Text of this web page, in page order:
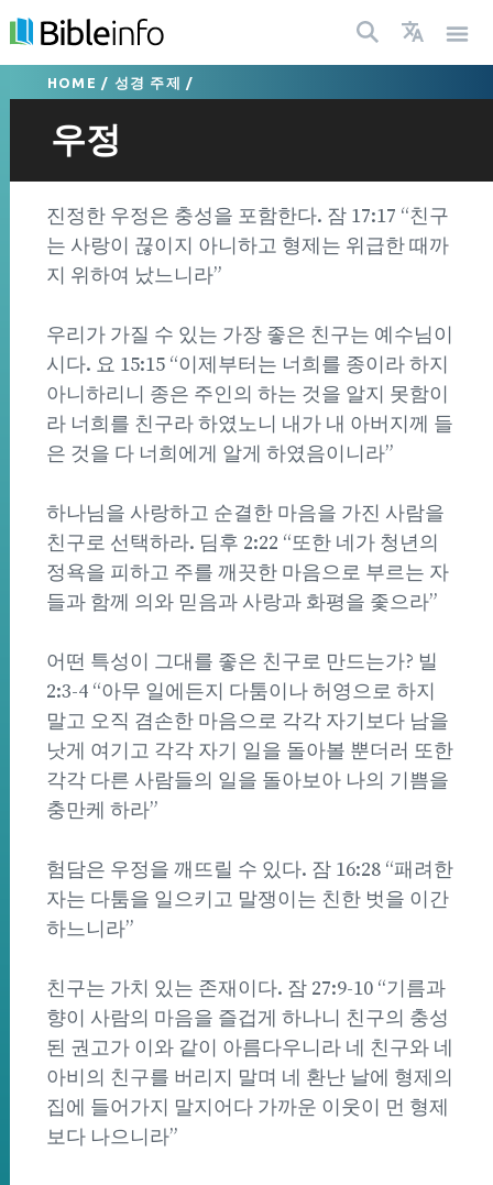
HOME / 성경 주제 /
우정
진정한 우정은 충성을 포함한다. 잠 17:17 “친구
는 사랑이 끊이지 아니하고 형제는 위급한 때까
지 위하여 났느니라”
우리가 가질 수 있는 가장 좋은 친구는 예수님이
시다. 요 15:15 “이제부터는 너희를 종이라 하지
아니하리니 종은 주인의 하는 것을 알지 못함이
라 너희를 친구라 하였노니 내가 내 아버지께 들
은 것을 다 너희에게 알게 하였음이니라”
하나님을 사랑하고 순결한 마음을 가진 사람을
친구로 선택하라. 딤후 2:22 “또한 네가 청년의
정욕을 피하고 주를 깨끗한 마음으로 부르는 자
들과 함께 의와 믿음과 사랑과 화평을 좇으라”
어떤 특성이 그대를 좋은 친구로 만드는가? 빌
2:3-4 “아무 일에든지 다툼이나 허영으로 하지
말고 오직 겸손한 마음으로 각각 자기보다 남을
낫게 여기고 각각 자기 일을 돌아볼 뿐더러 또한
각각 다른 사람들의 일을 돌아보아 나의 기쁨을
충만케 하라”
험담은 우정을 깨뜨릴 수 있다. 잠 16:28 “패려한
자는 다툼을 일으키고 말쟁이는 친한 벗을 이간
하느니라”
친구는 가치 있는 존재이다. 잠 27:9-10 “기름과
향이 사람의 마음을 즐겁게 하나니 친구의 충성
된 권고가 이와 같이 아름다우니라 네 친구와 네
아비의 친구를 버리지 말며 네 환난 날에 형제의
집에 들어가지 말지어다 가까운 이웃이 먼 형제
보다 나으니라”